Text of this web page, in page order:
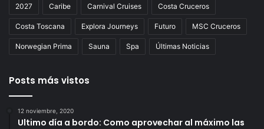
2027 Caribe Carnival Cruises Costa Cruceros
Costa Toscana Explora Journeys Futuro MSC Cruceros
Norwegian Prima Sauna Spa Últimas Noticias
Posts más vistos
12 noviembre, 2020
Ultimo día a bordo: Como aprovechar al máximo las